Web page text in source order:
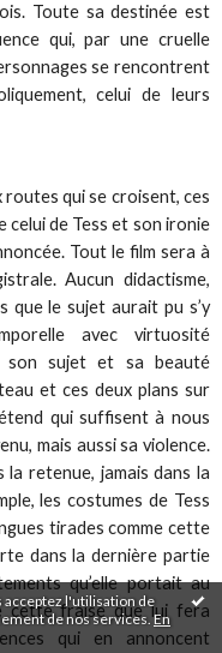
acceptez l'utilisation de
de nos services.En
Toute sa destinée est
qui, par une cruelle
se rencontrent
celui de leurs
routes qui se croisent, ces
de Tess et son ironie
Tout le film sera à
Aucun didactisme,
que le sujet aurait pu s’y
avec virtuosité
son sujet et sa beauté
et ces deux plans sur
qui suffisent à nous
mais aussi sa violence.
retenue, jamais dans la
les costumes de Tess
tirades comme cette
dans la dernière partie
qu’elle portait au
cette fraise que lui fera
qui en annoncent